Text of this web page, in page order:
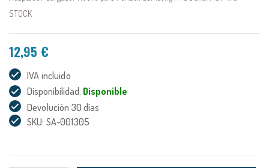
de
STOCK
12,95 €
IVA incluido
Disponibilidad: Disponible
Devolución 30 días
SKU: SA-001305